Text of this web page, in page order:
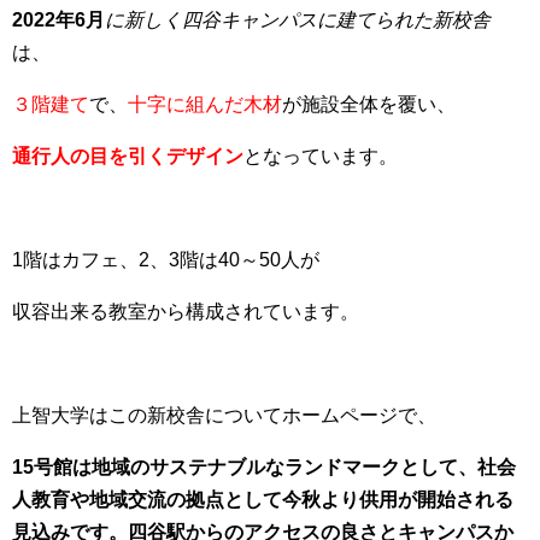
2022年6月 に新しく四谷キャンパスに建てられた新校舎
は、
３階建てで、 十字に組んだ木材が施設全体を覆い、
通行人の目を引くデザインとなっています。
1階はカフェ、2、3階は40～50人が
収容出来る教室から構成されています。
上智大学はこの新校舎についてホームページで、
15号館は地域のサステナブルなランドマークとして、社会
人教育や地域交流の拠点として今秋より供用が開始される
見込みです。四谷駅からのアクセスの良さとキャンパスか